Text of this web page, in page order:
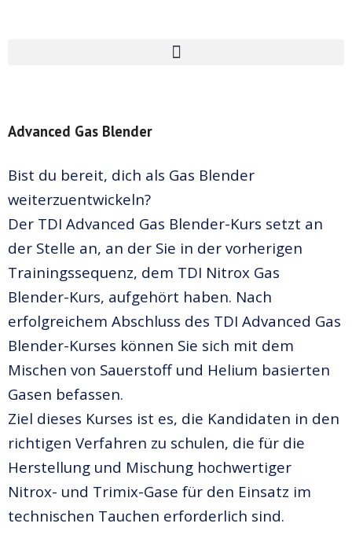
Advanced Gas Blender
Bist du bereit, dich als Gas Blender
weiterzuentwickeln?
Der TDI Advanced Gas Blender-Kurs setzt an
der Stelle an, an der Sie in der vorherigen
Trainingssequenz, dem TDI Nitrox Gas
Blender-Kurs, aufgehört haben. Nach
erfolgreichem Abschluss des TDI Advanced Gas
Blender-Kurses können Sie sich mit dem
Mischen von Sauerstoff und Helium basierten
Gasen befassen.
Ziel dieses Kurses ist es, die Kandidaten in den
richtigen Verfahren zu schulen, die für die
Herstellung und Mischung hochwertiger
Nitrox- und Trimix-Gase für den Einsatz im
technischen Tauchen erforderlich sind.